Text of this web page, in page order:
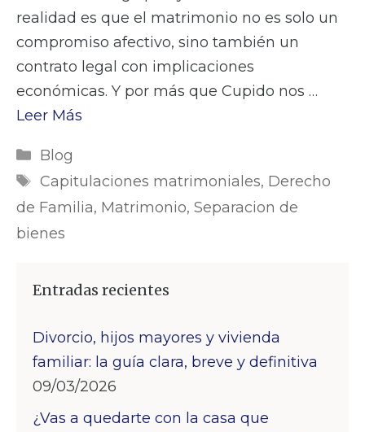
realidad es que el matrimonio no es solo un
compromiso afectivo, sino también un
contrato legal con implicaciones
económicas. Y por más que Cupido nos …
Leer Más
Categorías
Blog
Etiquetas
Capitulaciones matrimoniales, Derecho
de Familia, Matrimonio, Separacion de
bienes
Entradas recientes
Divorcio, hijos mayores y vivienda
familiar: la guía clara, breve y definitiva
09/03/2026
¿Vas a quedarte con la casa que